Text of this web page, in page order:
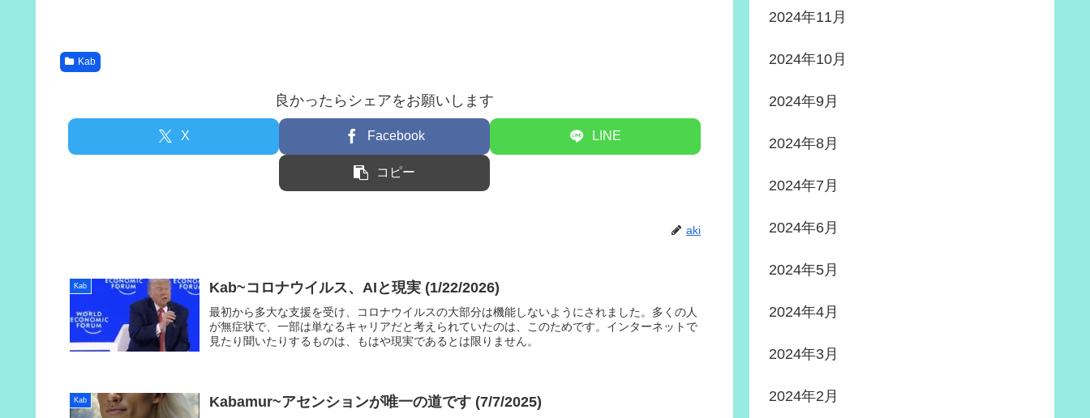
Kab
良かったらシェアをお願いします
X Facebook LINE
コピー
aki
Kab Kab~コロナウイルス、AIと現実 (1/22/2026)
最初から多大な支援を受け、コロナウイルスの大部分は機能しないようにされました。多くの人
が無症状で、一部は単なるキャリアだと考えられていたのは、このためです。インターネットで
見たり聞いたりするものは、もはや現実であるとは限りません。
Kab Kabamur~アセンションが唯一の道です (7/7/2025)
2024年11月
2024年10月
2024年9月
2024年8月
2024年7月
2024年6月
2024年5月
2024年4月
2024年3月
2024年2月